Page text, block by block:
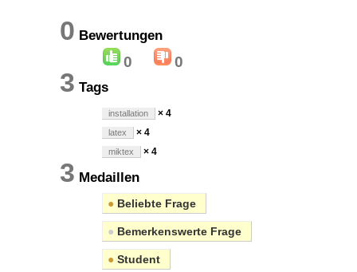
0 Bewertungen
0 0
3 Tags
installation × 4
latex × 4
miktex × 4
3 Medaillen
● Beliebte Frage
● Bemerkenswerte Frage
● Student